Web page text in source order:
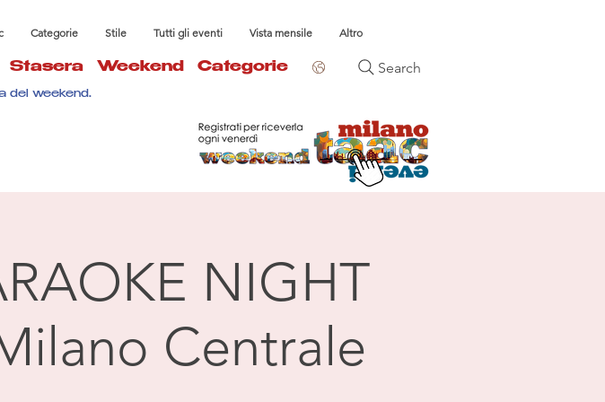
Categorie Stile Tutti gli eventi Vista mensile Altro
Stasera Weekend Categorie Search
del weekend.
NIGHT
Centrale